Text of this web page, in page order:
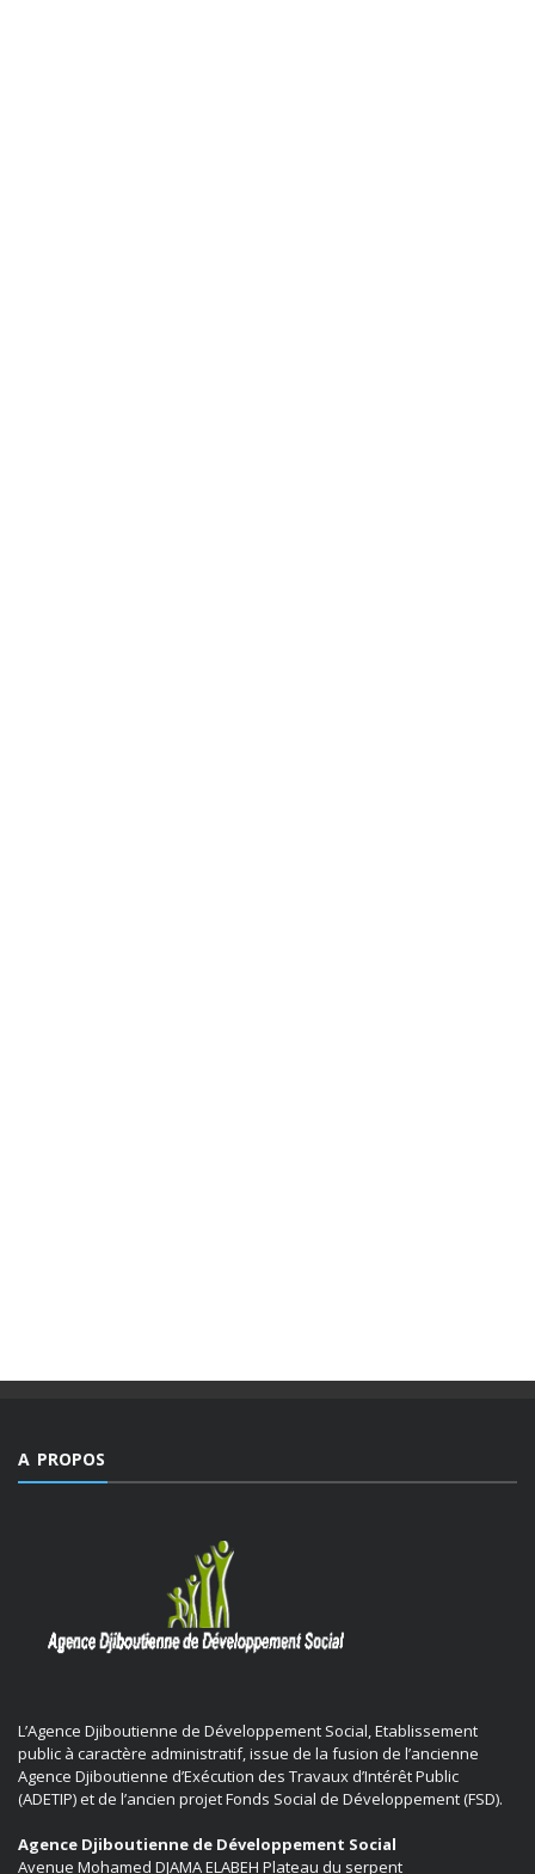
A PROPOS
L’Agence Djiboutienne de Développement Social, Etablissement
public à caractère administratif, issue de la fusion de l’ancienne
Agence Djiboutienne d’Exécution des Travaux d’Intérêt Public
(ADETIP) et de l’ancien projet Fonds Social de Développement (FSD).
Agence Djiboutienne de Développement Social
Avenue Mohamed DJAMA ELABEH Plateau du serpent